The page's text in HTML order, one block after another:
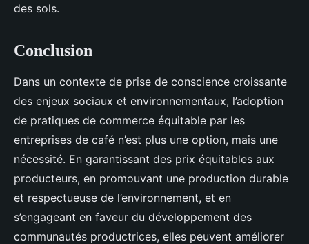
des sols.
Conclusion
Dans un contexte de prise de conscience croissante
des enjeux sociaux et environnementaux, l’adoption
de pratiques de commerce équitable par les
entreprises de café n’est plus une option, mais une
nécessité. En garantissant des prix équitables aux
producteurs, en promouvant une production durable
et respectueuse de l’environnement, et en
s’engageant en faveur du développement des
communautés productrices, elles peuvent améliorer